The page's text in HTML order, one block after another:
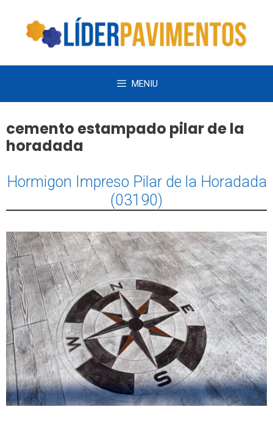
contenido
MENIU
cemento estampado pilar de la
horadada
Hormigon Impreso Pilar de la Horadada
(03190)